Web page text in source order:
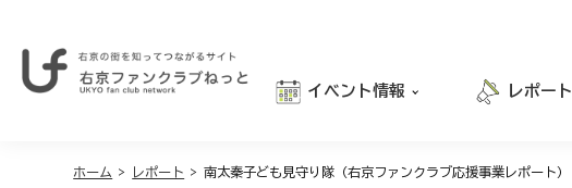
イベント情報
グルメ
レポート
ホーム > レポート >南太秦子ども見守り隊（右京ファンクラブ応援事業レポート）